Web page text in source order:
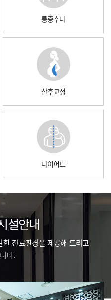
통증추나
산후교정
다이어트
설안내
진료환경을 제공해 드리고
다.